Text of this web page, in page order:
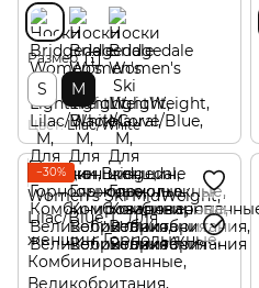
Размер
S M
Цвет Lilac/White
−30%